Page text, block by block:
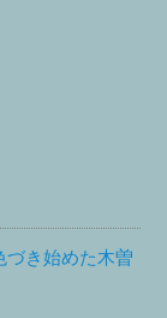
づき始めた木曽